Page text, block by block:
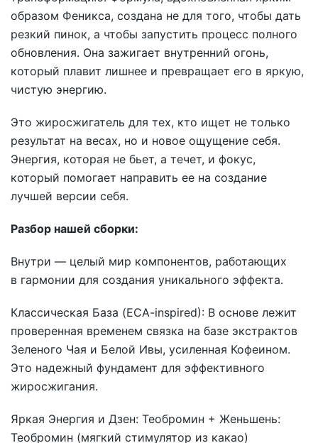
образом Феникса, создана не для того, чтобы дать
резкий пинок, а чтобы запустить процесс полного
обновления. Она зажигает внутренний огонь,
который плавит лишнее и превращает его в яркую,
чистую энергию.
Это жиросжигатель для тех, кто ищет не только
результат на весах, но и новое ощущение себя.
Энергия, которая не бьет, а течет, и фокус,
который помогает направить ее на создание
лучшей версии себя.
Разбор нашей сборки:
Внутри — целый мир компонентов, работающих
в гармонии для создания уникального эффекта.
Классическая База (ECA-inspired): В основе лежит
проверенная временем связка на базе экстрактов
Зеленого Чая и Белой Ивы, усиленная Кофеином.
Это надежный фундамент для эффективного
жиросжигания.
Яркая Энергия и Дзен: Теобромин + Женьшень:
Теобромин (мягкий стимулятор из какао)